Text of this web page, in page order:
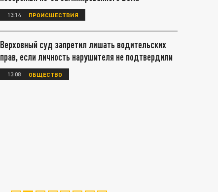
13:14 ПРОИСШЕСТВИЯ
Верховный суд запретил лишать водительских
прав, если личность нарушителя не подтвердили
13:08 ОБЩЕСТВО